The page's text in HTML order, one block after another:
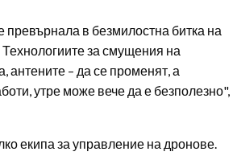
в безмилостна битка на
за смущения на
антените – да се променят, а
утре може вече да е безполезно",
екипа за управление на дронове.